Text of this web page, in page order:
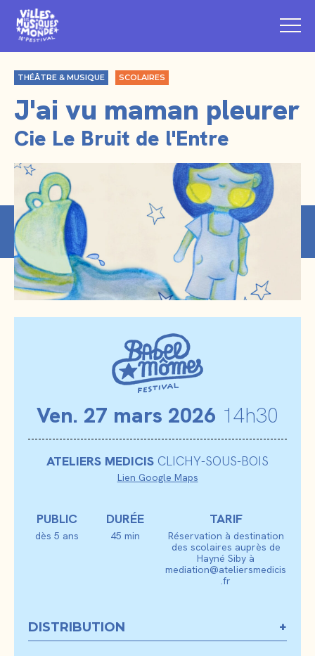
THÉÂTRE & MUSIQUE SCOLAIRES
J'ai vu maman pleurer
Cie Le Bruit de l'Entre
Ven. 27 mars 2026 14h30
ATELIERS MEDICIS CLICHY-SOUS-BOIS
Lien Google Maps
PUBLIC
dès 5 ans
DURÉE
45 min
TARIF
Réservation à destination
des scolaires auprès de
Hayné Siby à
mediation@ateliersmedicis
.fr
DISTRIBUTION +